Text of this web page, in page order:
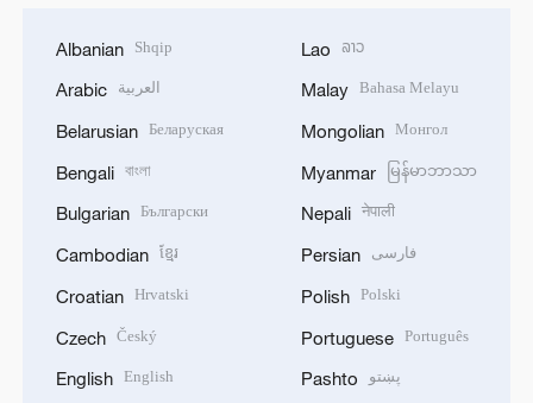
Albanian Shqip
Arabic العربية
Belarusian Беларуская
Bengali বাংলা
Bulgarian Български
Cambodian ខ្មែរ
Croatian Hrvatski
Czech Český
English English
Lao ລາວ
Malay Bahasa Melayu
Mongolian Монгол
Myanmar မြန်မာဘာသာ
Nepali नेपाली
Persian فارسی
Polish Polski
Portuguese Português
Pashto پښتو